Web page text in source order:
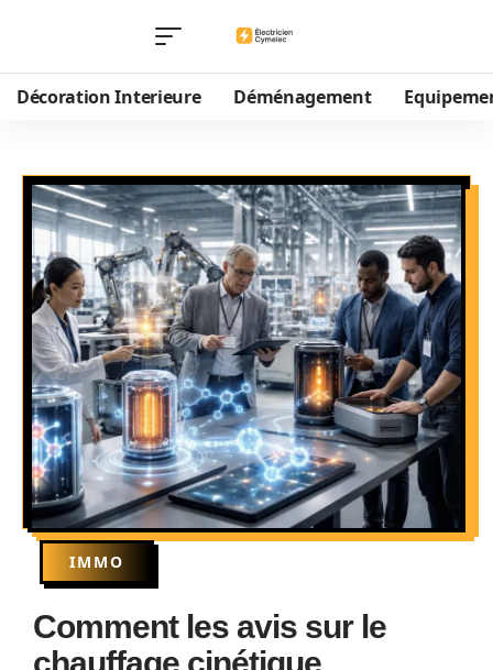
Décoration Interieure Déménagement
IMMO
Comment les avis sur le